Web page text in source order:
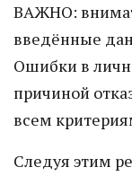
ВАЖНО:
введённые
Ошибки в
причиной
всем
Следуя этим